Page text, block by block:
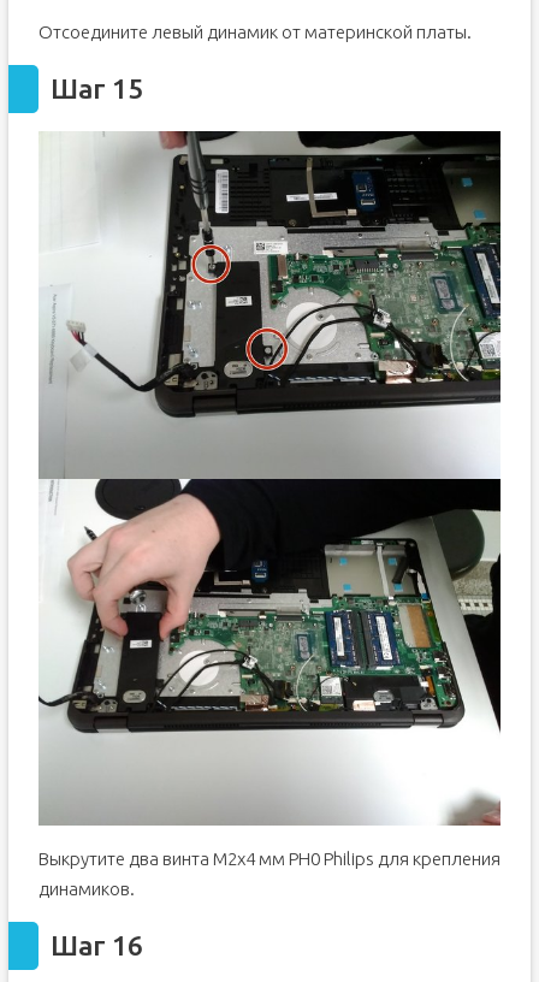
Отсоедините левый динамик от материнской платы.
Шаг 15
Выкрутите два винта M2x4 мм PH0 Philips для крепления
динамиков.
Шаг 16